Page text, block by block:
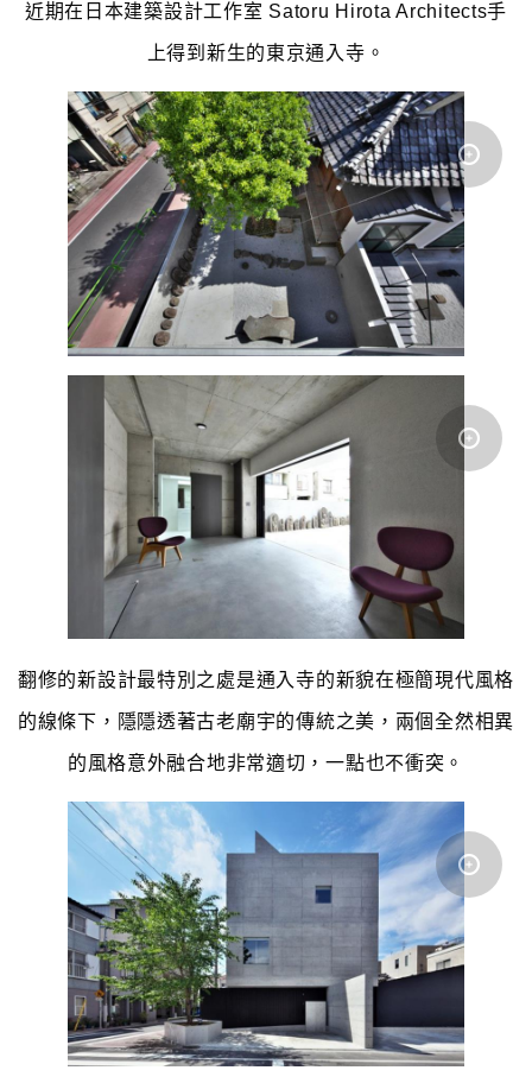
近期在日本建築設計工作室 Satoru Hirota Architects手
上得到新生的東京通入寺。
翻修的新設計最特別之處是通入寺的新貌在極簡現代風格
的線條下，隱隱透著古老廟宇的傳統之美，兩個全然相異
的風格意外融合地非常適切，一點也不衝突。